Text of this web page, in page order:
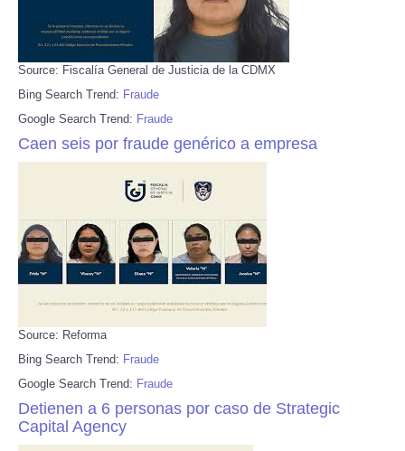
Source: Fiscalía General de Justicia de la CDMX
Bing Search Trend: Fraude
Google Search Trend: Fraude
Caen seis por fraude genérico a empresa
Source: Reforma
Bing Search Trend: Fraude
Google Search Trend: Fraude
Detienen a 6 personas por caso de Strategic
Capital Agency